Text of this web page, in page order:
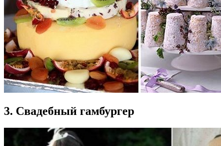
3. Свадебный гамбургер